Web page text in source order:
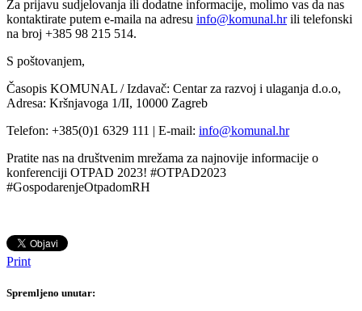
Za prijavu sudjelovanja ili dodatne informacije, molimo vas da nas
kontaktirate putem e-maila na adresu info@komunal.hrili telefonski
na broj +385 98 215 514.
S poštovanjem,
Časopis KOMUNAL / Izdavač: Centar za razvoj i ulaganja d.o.o,
Adresa: Kršnjavoga 1/II, 10000 Zagreb
Telefon: +385(0)1 6329 111 | E-mail: info@komunal.hr
Pratite nas na društvenim mrežama za najnovije informacije o
konferenciji OTPAD 2023! #OTPAD2023
#GospodarenjeOtpadomRH
Print
Spremljeno unutar: